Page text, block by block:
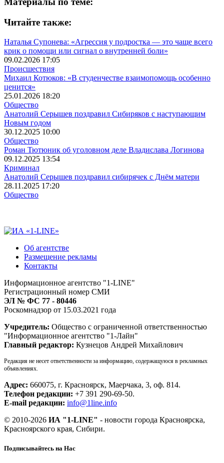
Читайте также:
Наталья Супонева: «Агрессия у подростка — это чаще всего
крик о помощи или сигнал о внутренней боли»
09.02.2026 17:05
Происшествия
Михаил Котюков: «В студенчестве взаимопомощь особенно
ценится»
25.01.2026 18:20
Общество
Анатолий Серышев поздравил Сибиряков с наступающим
Новым годом
30.12.2025 10:00
Общество
Роман Тютюник об уголовном деле Владислава Логинова
09.12.2025 13:54
Криминал
Анатолий Серышев поздравил сибирячек с Днём матери
28.11.2025 17:20
Общество
Об агентстве
Размещение рекламы
Контакты
Информационное агентство "1-LINE"
Регистрационный номер СМИ
ЭЛ № ФС 77 - 80446
Роскомнадзор от 15.03.2021 года
Учредитель: Общество с ограниченной ответственностью
"Информационное агентство "1-Лайн"
Главный редактор: Кузнецов Андрей Михайлович
Редакция не несет ответственности за информацию, содержащуюся в рекламных
объявлениях.
Адрес: 660075, г. Красноярск, Маерчака, 3, оф. 814.
Телефон редакции: +7 391 290-69-50.
E-mail редакции: info@1line.info
© 2010-2026 ИА "1-LINE" - новости города Красноярска,
Красноярского края, Сибири.
Подписывайтесь на Нас